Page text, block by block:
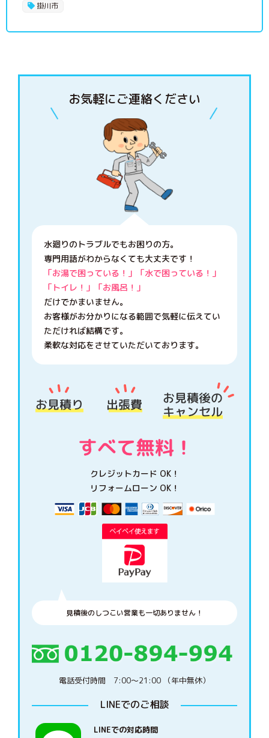
掛川市
お気軽にご連絡ください
水廻りのトラブルでもお困りの方。
専門用語がわからなくても大丈夫です！
「お湯で困っている！」「水で困っている！」
「トイレ！」「お風呂！」
だけでかまいません。
お客様がお分かりになる範囲で気軽に伝えてい
ただければ結構です。
柔軟な対応をさせていただいております。
クレジットカード OK！
リフォームローン OK！
見積後のしつこい営業も一切ありません！
電話受付時間 7:00〜21:00 （年中無休）
LINEでのご相談
LINEでの対応時間